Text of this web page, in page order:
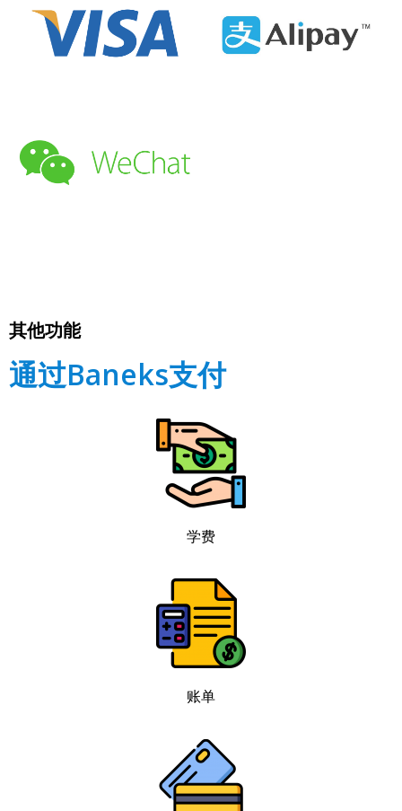
其他功能
通过Baneks支付
学费
账单